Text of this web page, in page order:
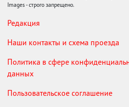
Images - строго запрещено.
Редакция
Наши контакты и схема проезда
Политика в сфере
данных
Пользовательское соглашение